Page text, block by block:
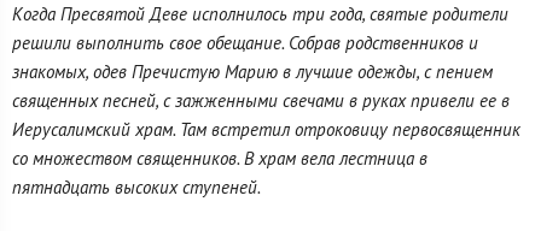
Когда Пресвятой Деве исполнилось три года, святые родители
решили выполнить свое обещание. Собрав родственников и
знакомых, одев Пречистую Марию в лучшие одежды, с пением
священных песней, с зажженными свечами в руках привели ее в
Иерусалимский храм. Там встретил отроковицу первосвященник
со множеством священников. В храм вела лестница в
пятнадцать высоких ступеней.